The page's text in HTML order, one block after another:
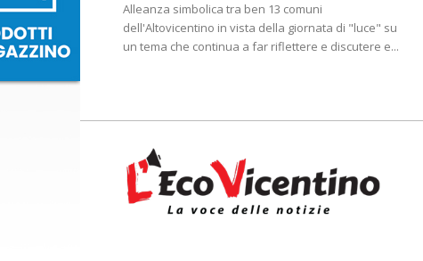
Alleanza simbolica tra ben 13 comuni
dell'Altovicentino in vista della giornata di "luce" su
un tema che continua a far riflettere e discutere e...